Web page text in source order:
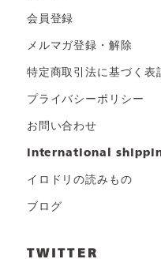
会員登録
メルマガ登録・解除
特定商取引法に基づく表
プライバシーポリシー
お問い合わせ
international
イロドリの読みもの
ブログ
TWITTER